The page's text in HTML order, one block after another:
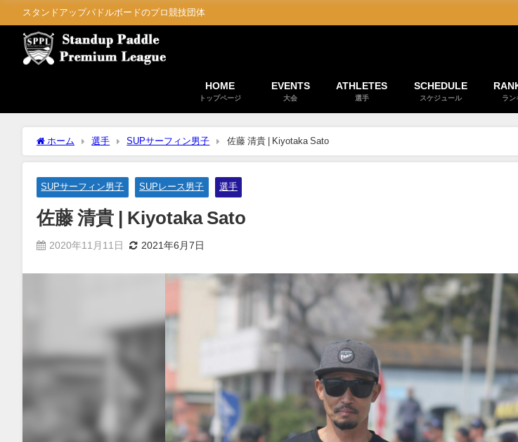
スタンドアップパドルボードのプロ競技団体
HOME
トップページ
EVENTS
大会
ATHLETES
選手
SCHEDULE
スケジュール ラン
ホーム 選手 SUPサーフィン男子 佐藤 清貴 | Kiyotaka Sato
SUPサーフィン男子 SUPレース男子 選手
佐藤 清貴 | Kiyotaka Sato
2020年11月11日 2021年6月7日